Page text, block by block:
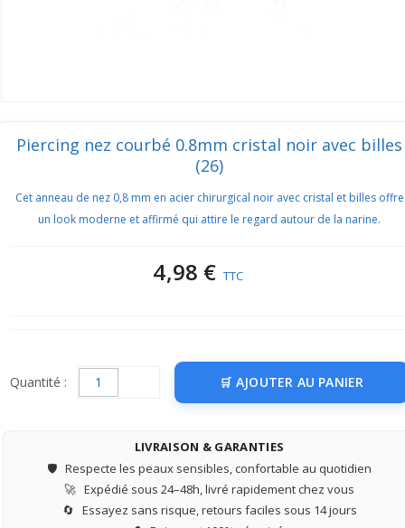
Piercing nez courbé 0.8mm cristal noir avec billes
(26)
Cet anneau de nez 0,8 mm en acier chirurgical noir avec cristal et billes offre
un look moderne et affirmé qui attire le regard autour de la narine.
4,98 € TTC
Quantité : AJOUTER AU PANIER
LIVRAISON & GARANTIES
🛡️ Respecte les peaux sensibles, confortable au quotidien
🚀 Expédié sous 24–48h, livré rapidement chez vous
🔄 Essayez sans risque, retours faciles sous 14 jours